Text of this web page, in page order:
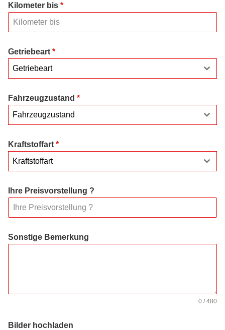
Kilometer bis *
Getriebeart *
Getriebeart
Fahrzeugzustand *
Fahrzeugzustand
Kraftstoffart *
Kraftstoffart
Ihre Preisvorstellung ?
Sonstige Bemerkung
0 / 480
Bilder hochladen